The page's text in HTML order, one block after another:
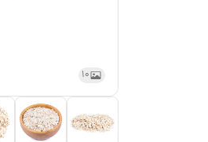
10